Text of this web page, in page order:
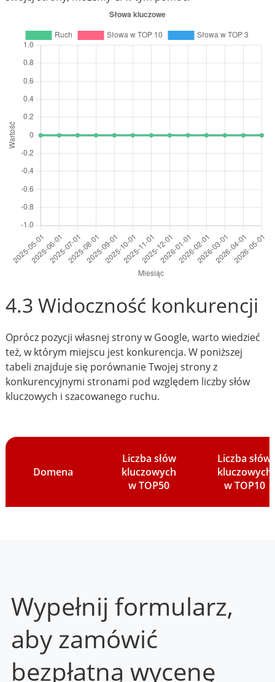
4.3 Widoczność konkurencji
Oprócz pozycji własnej strony w Google, warto wiedzieć
też, w którym miejscu jest konkurencja. W poniższej
tabeli znajduje się porównanie Twojej strony z
konkurencyjnymi stronami pod względem liczby słów
kluczowych i szacowanego ruchu.
Domena
Liczba słów
kluczowych
w TOP50
Liczba słów
kluczowych
w TOP10
Wypełnij formularz,
aby zamówić
bezpłatną wycenę